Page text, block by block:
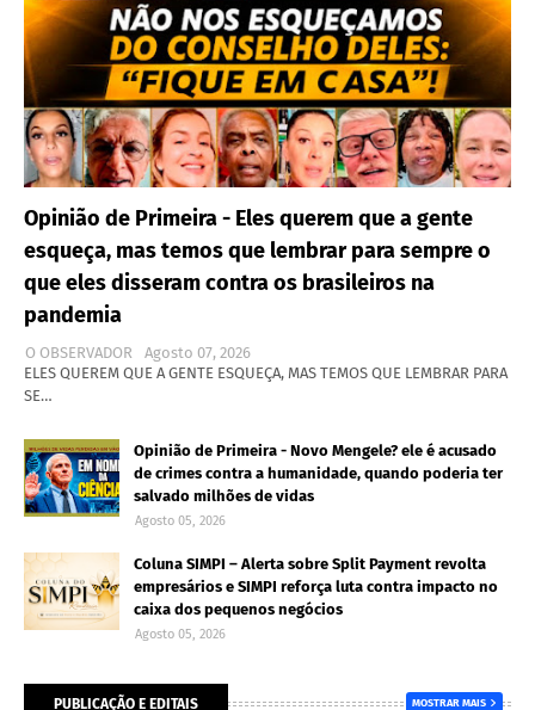
Opinião de Primeira - Eles querem que a gente
esqueça, mas temos que lembrar para sempre o
que eles disseram contra os brasileiros na
pandemia
O OBSERVADOR
Agosto 07, 2026
ELES QUEREM QUE A GENTE ESQUEÇA, MAS TEMOS QUE LEMBRAR PARA
SE…
Opinião de Primeira - Novo Mengele? ele é acusado
de crimes contra a humanidade, quando poderia ter
salvado milhões de vidas
Agosto 05, 2026
Coluna SIMPI – Alerta sobre Split Payment revolta
empresários e SIMPI reforça luta contra impacto no
caixa dos pequenos negócios
Agosto 05, 2026
PUBLICAÇÃO E EDITAIS MOSTRAR MAIS